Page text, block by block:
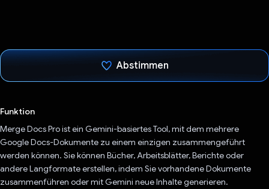
Abstimmen
Funktion
Merge Docs Pro ist ein Gemini-basiertes Tool, mit dem mehrere
Google Docs-Dokumente zu einem einzigen zusammengeführt
werden können. Sie können Bücher, Arbeitsblätter, Berichte oder
andere Langformate erstellen, indem Sie vorhandene Dokumente
zusammenführen oder mit Gemini neue Inhalte generieren.